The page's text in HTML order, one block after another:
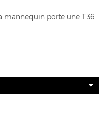
mannequin porte une T.36